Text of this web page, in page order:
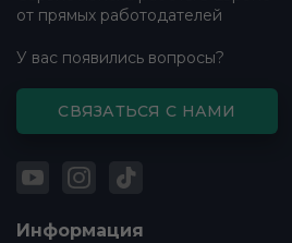
от прямых работодателей
У вас появились вопросы?
СВЯЗАТЬСЯ С НАМИ
Информация